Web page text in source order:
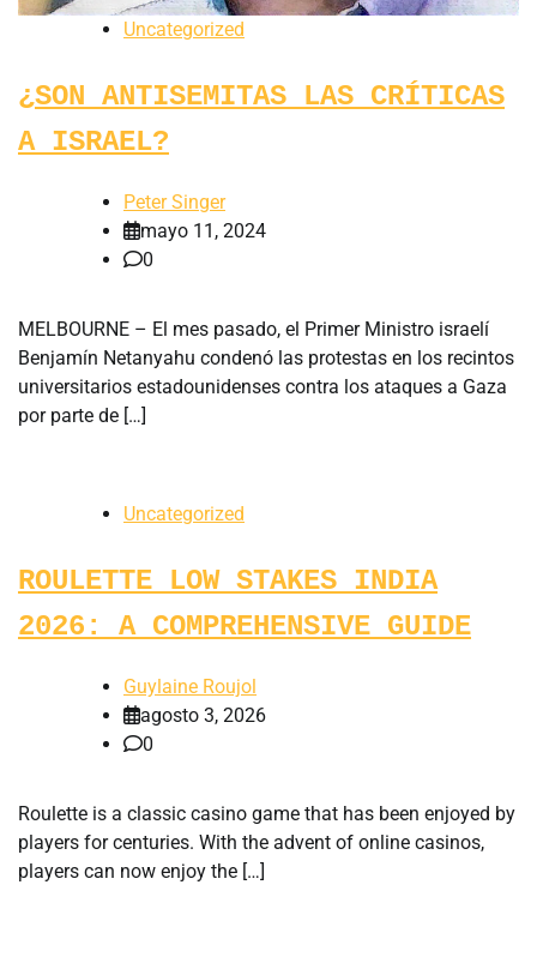
Uncategorized
¿SON ANTISEMITAS LAS CRÍTICAS
A ISRAEL?
Peter Singer
mayo 11, 2024
0
MELBOURNE – El mes pasado, el Primer Ministro israelí
Benjamín Netanyahu condenó las protestas en los recintos
universitarios estadounidenses contra los ataques a Gaza
por parte de […]
Uncategorized
ROULETTE LOW STAKES INDIA
2026: A COMPREHENSIVE GUIDE
Guylaine Roujol
agosto 3, 2026
0
Roulette is a classic casino game that has been enjoyed by
players for centuries. With the advent of online casinos,
players can now enjoy the […]